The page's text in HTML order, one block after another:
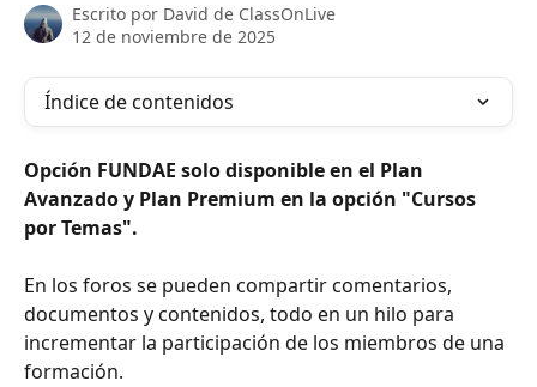
Escrito por David de ClassOnLive
12 de noviembre de 2025
Índice de contenidos
Opción FUNDAE solo disponible en el Plan
Avanzado y Plan Premium en la opción "Cursos
por Temas".
En los foros se pueden compartir comentarios,
documentos y contenidos, todo en un hilo para
incrementar la participación de los miembros de una
formación.